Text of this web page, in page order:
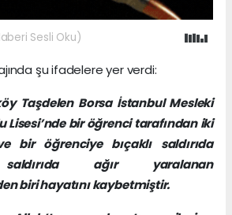
Sesli Oku)
şu ifadelere yer verdi:
Taşdelen Borsa İstanbul Mesleki
Lisesi’nde bir öğrenci tarafından iki
bir öğrenciye bıçaklı saldırıda
ağır yaralanan
biri hayatını kaybetmiştir.